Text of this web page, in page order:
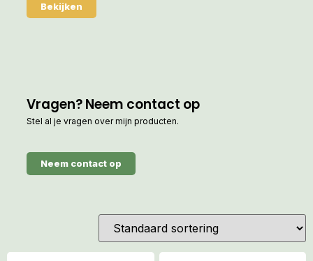
Bekijken
Vragen? Neem contact op
Stel al je vragen over mijn producten.
Neem contact op